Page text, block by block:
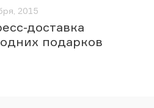
2015
доставка
подарков